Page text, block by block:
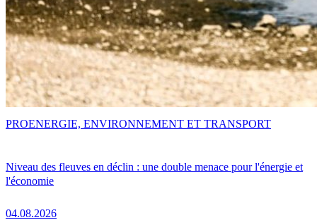
Niveau des fleuves en déclin : une double menace pour l'énergie et
l'économie
04.08.2026
PROENERGIE, ENVIRONNEMENT ET TRANSPORT